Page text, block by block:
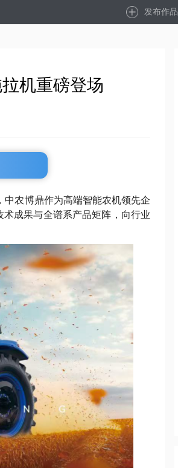
发布作品
机重磅登场
中农博鼎作为高端智能农机领先企
成果与全谱系产品矩阵，向行业